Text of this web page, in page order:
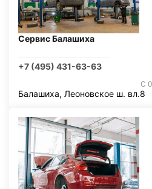
Сервис Балашиха
+7 (495) 431-63-63
С
Балашиха, Леоновское ш. вл.8